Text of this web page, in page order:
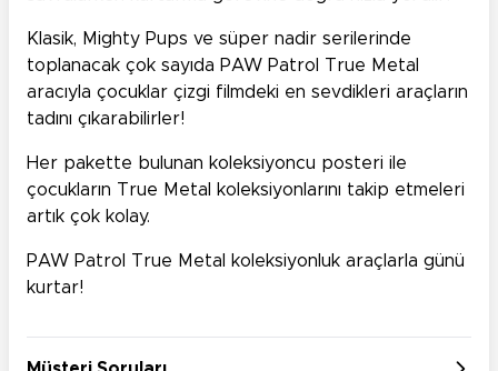
Klasik, Mighty Pups ve süper nadir serilerinde
toplanacak çok sayıda PAW Patrol True Metal
aracıyla çocuklar çizgi filmdeki en sevdikleri araçların
tadını çıkarabilirler!
Her pakette bulunan koleksiyoncu posteri ile
çocukların True Metal koleksiyonlarını takip etmeleri
artık çok kolay.
PAW Patrol True Metal koleksiyonluk araçlarla günü
kurtar!